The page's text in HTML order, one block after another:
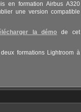
en formation Airbus A320
une version compatible
la démo de cet
formations Lightroom à